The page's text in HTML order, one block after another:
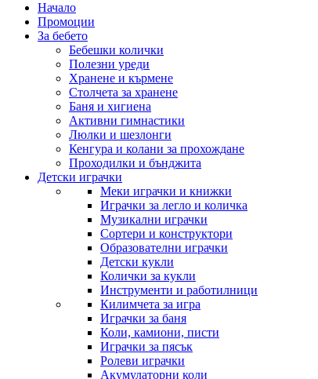
Начало
Промоции
За бебето
Бебешки колички
Полезни уреди
Хранене и кърмене
Столчета за хранене
Баня и хигиена
Активни гимнастики
Люлки и шезлонги
Кенгура и колани за прохождане
Проходилки и бънджита
Детски играчки
Меки играчки и книжки
Играчки за легло и количка
Музикални играчки
Сортери и конструктори
Образователни играчки
Детски кукли
Колички за кукли
Инструменти и работилници
Килимчета за игра
Играчки за баня
Коли, камиони, писти
Играчки за пясък
Ролеви играчки
Акумулаторни коли